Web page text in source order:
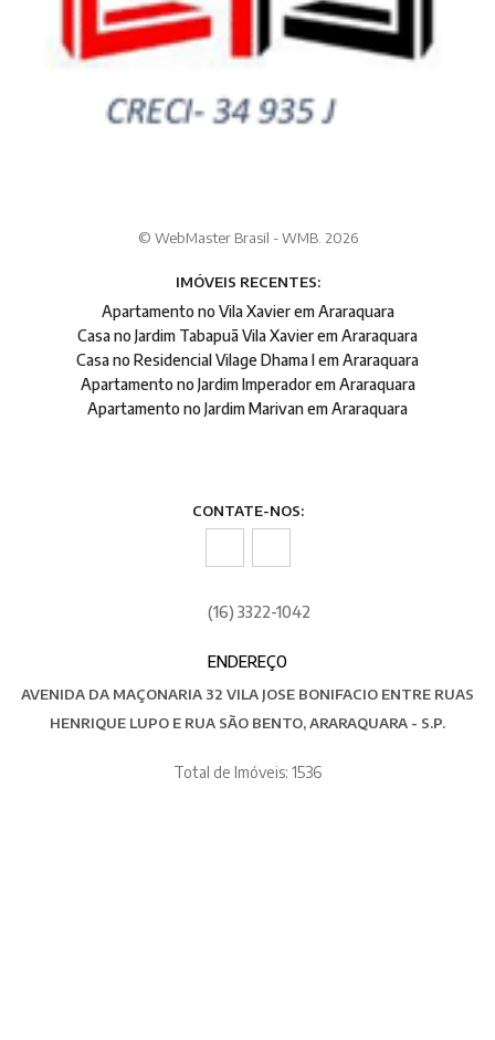
© WebMaster Brasil - WMB. 2026
IMÓVEIS RECENTES:
Apartamento no Vila Xavier em Araraquara
Casa no Jardim Tabapuã Vila Xavier em Araraquara
Casa no Residencial Vilage Dhama I em Araraquara
Apartamento no Jardim Imperador em Araraquara
Apartamento no Jardim Marivan em Araraquara
CONTATE-NOS:
(16) 3322-1042
ENDEREÇO
AVENIDA DA MAÇONARIA 32 VILA JOSE BONIFACIO ENTRE RUAS
HENRIQUE LUPO E RUA SÃO BENTO, ARARAQUARA - S.P.
Total de Imóveis: 1536